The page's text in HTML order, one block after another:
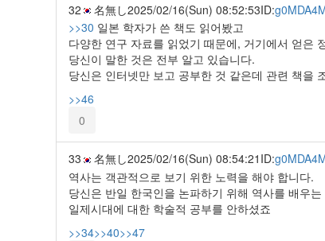
32 名無し2025/02/16(Sun) 08:52:53ID:
>>30 일본 학자가 쓴 책도 읽어봤고
다양한 연구 자료를 읽었기 때문에, 거기에서 얻은
당신이 말한 것은 전부 알고 있습니다.
당신은 인터넷만 보고 공부한 것 같은데 관련 책을
>>46
0
33 名無し2025/02/16(Sun) 08:54:21 ID:
역사는 객관적으로 보기 위한 노력을 해야 합니다.
당신은 반일 한국인을 논파하기 위해 역사를 배우
일제시대에 대한 학술적 공부를 안하셨죠
>>34>>40>>47